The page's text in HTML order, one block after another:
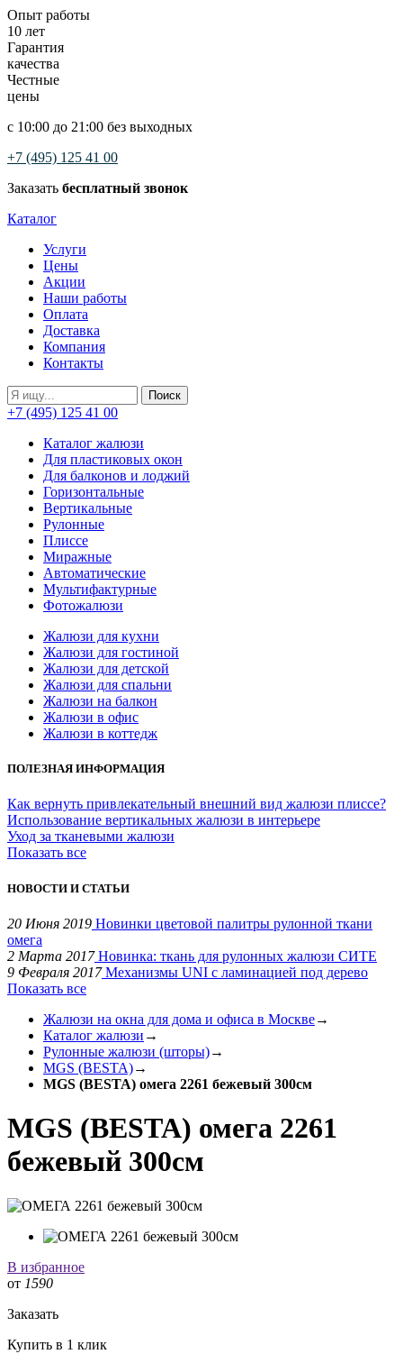
Опыт работы
10 лет
Гарантия
качества
Честные
цены
с 10:00 до 21:00 без выходных
+7 (495) 125 41 00
Заказать бесплатный звонок
Каталог
Услуги
Цены
Акции
Наши работы
Оплата
Доставка
Компания
Контакты
+7 (495) 125 41 00
Каталог жалюзи
Для пластиковых окон
Для балконов и лоджий
Горизонтальные
Вертикальные
Рулонные
Плиссе
Миражные
Автоматические
Мультифактурные
Фотожалюзи
Жалюзи для кухни
Жалюзи для гостиной
Жалюзи для детской
Жалюзи для спальни
Жалюзи на балкон
Жалюзи в офис
Жалюзи в коттедж
ПОЛЕЗНАЯ ИНФОРМАЦИЯ
Как вернуть привлекательный внешний вид жалюзи плиссе?
Использование вертикальных жалюзи в интерьере
Уход за тканевыми жалюзи
Показать все
НОВОСТИ И СТАТЬИ
20 Июня 2019 Новинки цветовой палитры рулонной ткани
омега
2 Марта 2017Новинка: ткань для рулонных жалюзи СИТЕ
9 Февраля 2017Механизмы UNI с ламинацией под дерево
Показать все
Жалюзи на окна для дома и офиса в Москве→
Каталог жалюзи →
Рулонные жалюзи (шторы)→
MGS (BESTA)→
MGS (BESTA) омега 2261 бежевый 300см
MGS (BESTA) омега 2261
бежевый 300см
В избранное
от 1590
Заказать
Купить в 1 клик